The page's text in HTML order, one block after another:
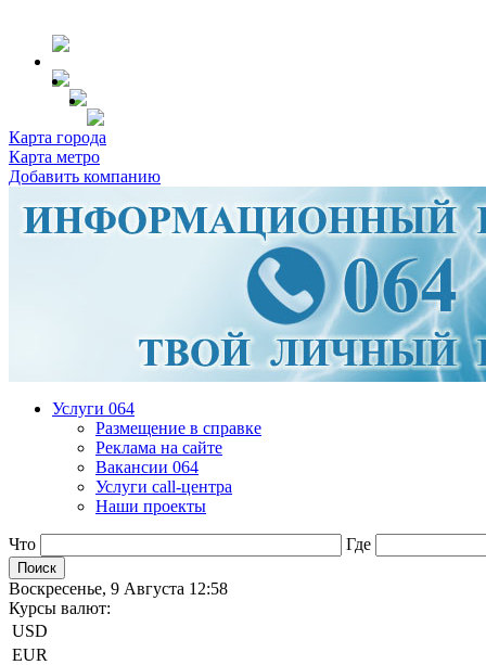
Карта города
Карта метро
Добавить компанию
Услуги 064
Размещение в справке
Реклама на сайте
Вакансии 064
Услуги call-центра
Наши проекты
Что Где
Воскресенье, 9 Августа 12:58
Курсы валют:
USD
EUR